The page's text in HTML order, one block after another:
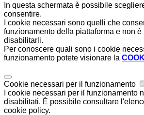
In questa schermata è possibile
consentire.
I cookie necessari sono quelli che
funzionamento della piattaforma e non
disabilitarli.
Per conoscere quali sono i cookie
funzionamento potete visionare la
Cookie necessari per il funzionamento
I cookie necessari per il funzionamento
disabilitati. È possibile consultare
cookie policy.